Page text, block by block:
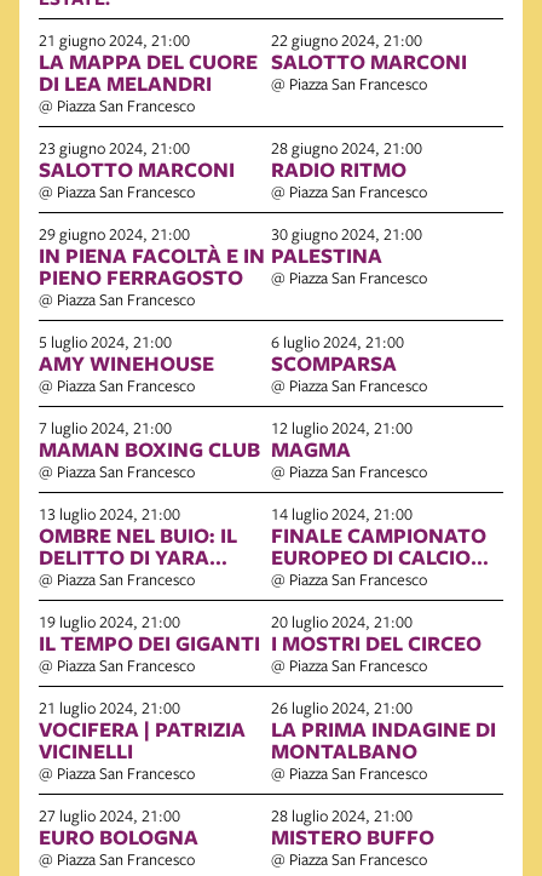
21 giugno 2024, 21:00
LA MAPPA DEL CUORE
DI LEA MELANDRI
@ Piazza San Francesco
22 giugno 2024, 21:00
SALOTTO MARCONI
@ Piazza San Francesco
23 giugno 2024, 21:00
SALOTTO MARCONI
@ Piazza San Francesco
28 giugno 2024, 21:00
RADIO RITMO
@ Piazza San Francesco
29 giugno 2024, 21:00
IN PIENA FACOLTÀ E IN
PIENO FERRAGOSTO
@ Piazza San Francesco
30 giugno 2024, 21:00
PALESTINA
@ Piazza San Francesco
5 luglio 2024, 21:00
AMY WINEHOUSE
@ Piazza San Francesco
6 luglio 2024, 21:00
SCOMPARSA
@ Piazza San Francesco
7 luglio 2024, 21:00
MAMAN BOXING CLUB
@ Piazza San Francesco
12 luglio 2024, 21:00
MAGMA
@ Piazza San Francesco
13 luglio 2024, 21:00
OMBRE NEL BUIO: IL
DELITTO DI YARA
GAMBIRASIO
@ Piazza San Francesco
14 luglio 2024, 21:00
FINALE CAMPIONATO
EUROPEO DI CALCIO
2024
@ Piazza San Francesco
19 luglio 2024, 21:00
IL TEMPO DEI GIGANTI
@ Piazza San Francesco
20 luglio 2024, 21:00
I MOSTRI DEL CIRCEO
@ Piazza San Francesco
21 luglio 2024, 21:00
VOCIFERA | PATRIZIA
VICINELLI
@ Piazza San Francesco
26 luglio 2024, 21:00
LA PRIMA INDAGINE DI
MONTALBANO
@ Piazza San Francesco
27 luglio 2024, 21:00
EURO BOLOGNA
@ Piazza San Francesco
28 luglio 2024, 21:00
MISTERO BUFFO
@ Piazza San Francesco